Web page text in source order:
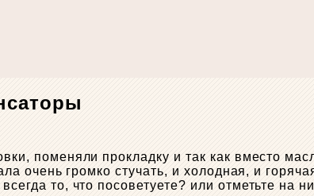
поменяли прокладку и так как вместо
громко стучать, и холодная, и
то, что посоветуете? или отметьте на